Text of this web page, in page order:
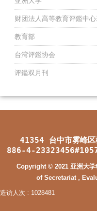
财团法人高等教育评鑑中
教育部
台湾评鑑协会
评鑑双月刊
41354 台中市雾峰
886-4-
Copyright © 2021 亚洲大
of Secretariat ,
造访人次 : 1028481